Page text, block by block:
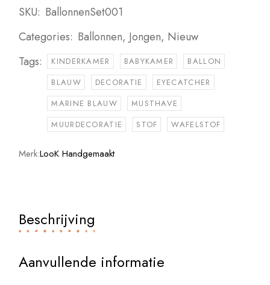
SKU: BallonnenSet001
Categories: Ballonnen, Jongen, Nieuw
Tags:
KINDERKAMER BABYKAMER
BALLON
BLAUW
DECORATIE
EYECATCHER
MARINE BLAUW
MUSTHAVE
MUURDECORATIE
STOF WAFELSTOF
Merk:LooK Handgemaakt
Beschrijving
Aanvullende informatie